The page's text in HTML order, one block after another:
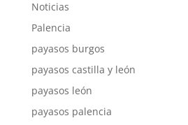
Noticias
Palencia
payasos burgos
payasos castilla y león
payasos león
payasos palencia